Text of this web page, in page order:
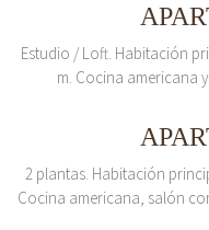
Estudio / Loft. Habitación
m. Cocina americana
2 plantas. Habitación
Cocina americana, salón